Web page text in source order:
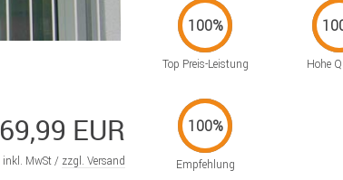
69,99 EUR
inkl. MwSt / zzgl. Versand
Top Preis-Leistung Hohe
Empfehlung